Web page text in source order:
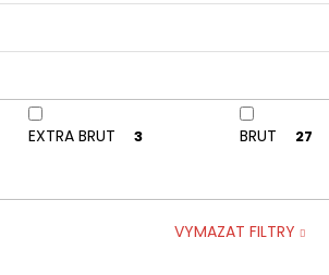
EXTRA BRUT 3 BRUT 27
VYMAZAT FILTRY